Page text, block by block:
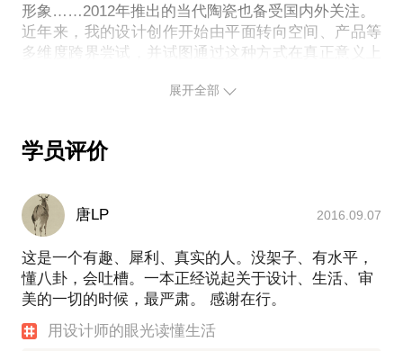
所谓的“初心”到底是什么？我们真正该坚持的究竟是
什么？
PS.在选择与我见面前，请把你的问题更具体化。毕
提前发给我，方便我做更精确的准备，提升见面效
形象……2012年推出的当代陶瓷也备受国内外关注。
近年来，我的设计创作开始由平面转向空间、产品等
多维度跨界尝试，并试图通过这种方式在真正意义上
计、创意产业及品牌推广构成了我新的工作重心。
传达它的合适载体，同时开始减少商业设计，开始关
术与设计的那些事。
殷九龙 不停向过去告别的人
殷九龙的设计
展开全部
学员评价
唐LP 2016.09.07
这是一个有趣、犀利、真实的人。没架子、有水平，
懂八卦，会吐槽。一本正经说起关于设计、生活、审
美的一切的时候，最严肃。 感谢在行。
用设计师的眼光读懂生活